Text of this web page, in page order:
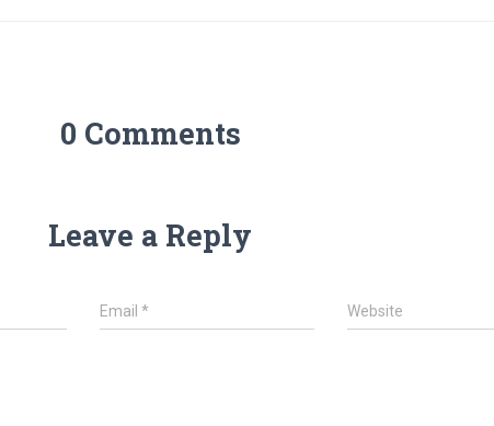
0 Comments
Leave a Reply
Email* Website